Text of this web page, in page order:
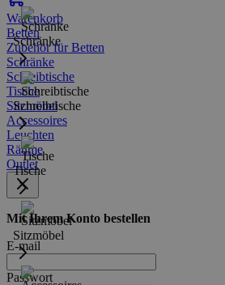
Warenkorb
Schränke
Schreibtische
Tische
Sitzmöbel
Betten
Zubehör für Betten
Schränke
Schreibtische
Tische
Sitzmöbel
Accessoires
Leuchten
Räume
Outlet
Mit Ihrem Konto bestellen
E-mail
Passwort